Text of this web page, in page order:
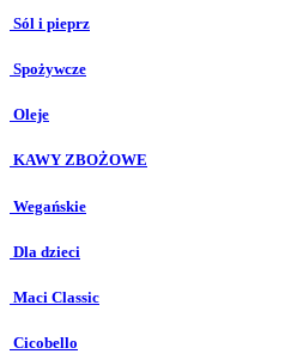
Sól i pieprz
Spożywcze
Oleje
KAWY ZBOŻOWE
Wegańskie
Dla dzieci
Maci Classic
Cicobello